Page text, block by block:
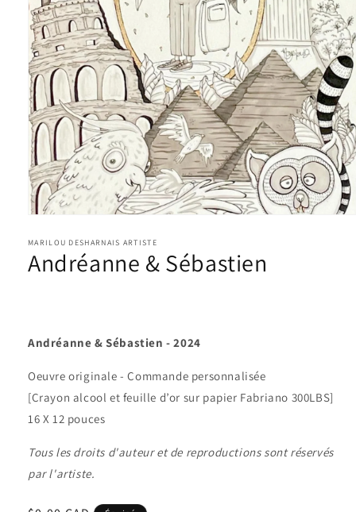
média
1
dans
MARILOU DESHARNAIS ARTISTE
Andréanne & Sébastien
Andréanne & Sébastien -2024
Oeuvre originale - Commande personnalisée
[Crayon alcool et feuille d’or sur papier Fabriano 300LBS]
16 X 12 pouces
Tous les droits d'auteur et de reproductions sont réservés
par l'artiste.